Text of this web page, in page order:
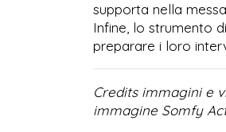
supporta nella
Infine, lo strumento
preparare i loro
Credits immagini e
immagine Somfy